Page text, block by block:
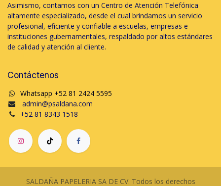
Asimismo, contamos con un Centro de Atención Telefónica
altamente especializado, desde el cual brindamos un servicio
profesional, eficiente y confiable a escuelas, empresas e
instituciones gubernamentales, respaldado por altos estándares
de calidad y atención al cliente.
Contáctenos
Whatsapp +52 81 2424 5595
admin@psaldana.com
+52 81 8343 1518
SALDAÑA PAPELERIA SA DE CV. Todos los derechos